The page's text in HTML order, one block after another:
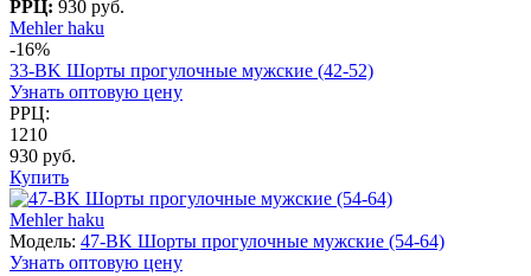
РРЦ: 930 руб.
Mehler haku
-16%
33-BK Шорты прогулочные мужские (42-52)
Узнать оптовую цену
РРЦ:
1210
930 руб.
Купить
Mehler haku
Модель: 47-BK Шорты прогулочные мужские (54-64)
Узнать оптовую цену